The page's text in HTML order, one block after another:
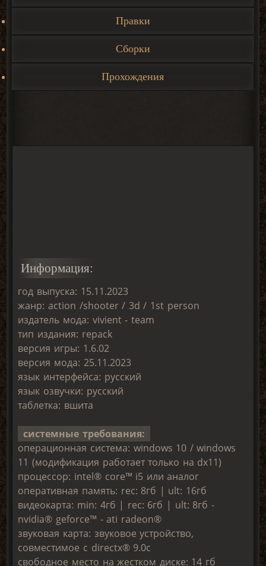
Правки
Сборки
Прохождения
Информация:
год выпуска: 15.11.2023
жанр: action /shooter / 3d / 1st person
издатель мода: vivient - team
тип издания: repack
версия игры: 1.6.02
версия мода: 25.11.2023
язык интерфейса: русский
язык озвучки: русский
таблетка: вшита
системные требования:
операционная система: windows 10 / windows
11 (модификация работает только на dx11)
процессор: intel® core™ i5 или аналог
оперативная память: rec: 8гб | ult: 16гб
видеокарта: min: 4гб | rec: 6гб | ult: 8гб -
nvidia® geforce™ - ati radeon®
звуковая карта: звуковое устройство,
совместимое с directx® 9.0с
свободное место на жестком диске: 14 гб